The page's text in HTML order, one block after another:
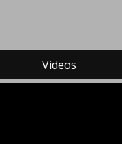
Videos